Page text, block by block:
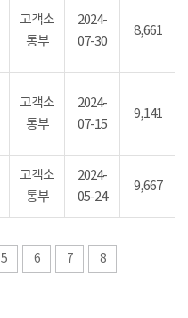
고객소
통부
2024-
07-30
8,661
고객소
통부
2024-
07-15
9,141
고객소
통부
2024-
05-24
9,667
5 6 7 8